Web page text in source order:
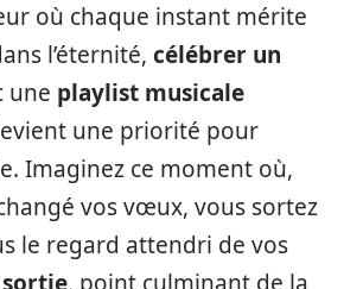
où chaque instant mérite
l’éternité, célébrer un
une playlist musicale
une priorité pour
Imaginez ce moment où,
vos vœux, vous sortez
le regard attendri de vos